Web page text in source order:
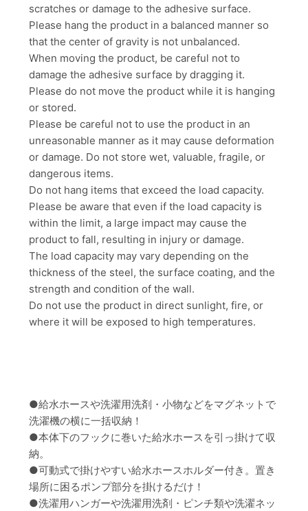
scratches or damage to the adhesive surface.
Please hang the product in a balanced manner so
that the center of gravity is not unbalanced.
When moving the product, be careful not to
damage the adhesive surface by dragging it.
Please do not move the product while it is hanging
or stored.
Please be careful not to use the product in an
unreasonable manner as it may cause deformation
or damage. Do not store wet, valuable, fragile, or
dangerous items.
Do not hang items that exceed the load capacity.
Please be aware that even if the load capacity is
within the limit, a large impact may cause the
product to fall, resulting in injury or damage.
The load capacity may vary depending on the
thickness of the steel, the surface coating, and the
strength and condition of the wall.
Do not use the product in direct sunlight, fire, or
where it will be exposed to high temperatures.
●給水ホースや洗濯用洗剤・小物などをマグネットで
洗濯機の横に一括収納！
●本体下のフックに巻いた給水ホースを引っ掛けて収
納。
●可動式で掛けやすい給水ホースホルダー付き。置き
場所に困るポンプ部分を掛けるだけ！
●洗濯用ハンガーや洗濯用洗剤・ピンチ類や洗濯ネッ